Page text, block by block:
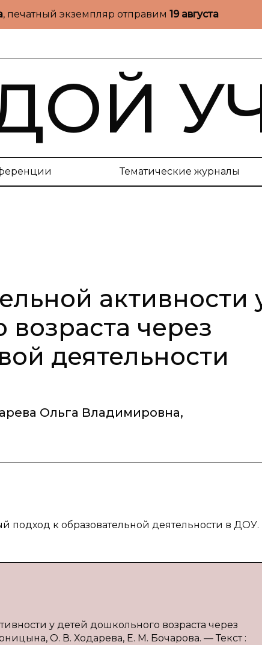
, печатный экземпляр отправим 19 августа
Тематические журналы
активности
через
деятельности
Ольга Владимировна,
подход к образовательной деятельности в ДОУ.
у детей дошкольного возраста через
О. В. Ходарева, Е. М. Бочарова. — Текст :